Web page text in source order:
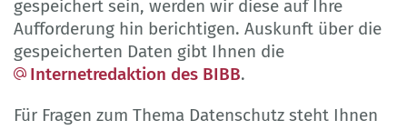
gespeichert sein, werden wir diese auf Ihre
Aufforderung hin berichtigen. Auskunft über die
gespeicherten Daten gibt Ihnen die
Internetredaktion des BIBB.
Für Fragen zum Thema Datenschutz steht Ihnen